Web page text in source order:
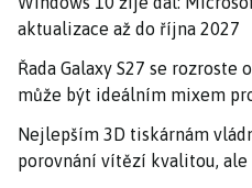
aktualizace až do října 2027
Řada Galaxy S27 se
může být ideálním mixem
Nejlepším 3D tiskárnám
porovnání vítězí kvalitou, ale